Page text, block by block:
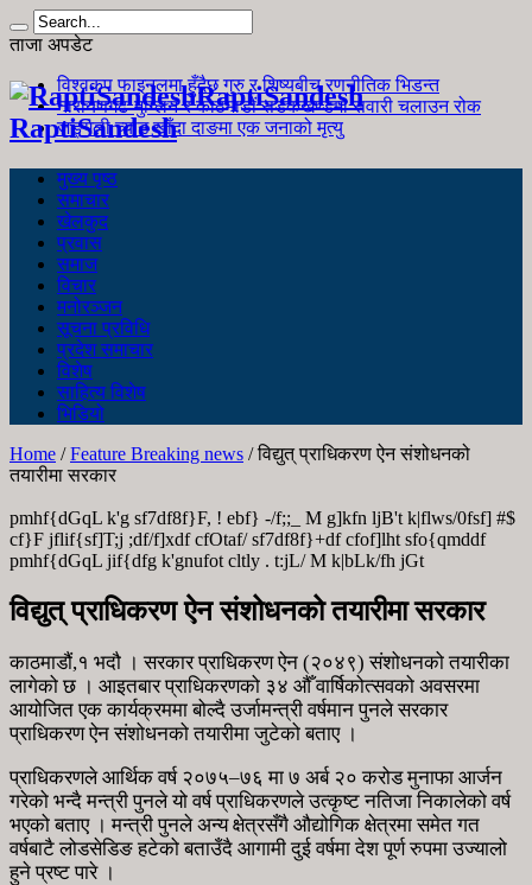
ताजा अपडेट
विश्वकप फाइनलमा हुँदैछ गुरु र शिष्यबीच रणनीतिक भिडन्त
नारायणगढ-मुग्लिन र काठमाडौं सडकखण्डमा सवारी चलाउन रोक
जङ्गली च्याउ खाँदा दाङमा एक जनाको मृत्यु
RaptiSandesh
RaptiSandesh
मुख्य पृष्ठ
समाचार
खेलकुद
प्रवास
समाज
विचार
मनोरञ्जन
सूचना प्रविधि
प्रदेश समाचार
विशेष
साहित्य विशेष
भिडियो
Home /Feature Breaking news /विद्युत् प्राधिकरण ऐन संशोधनको
तयारीमा सरकार
pmhf{dGqL k'g sf7df8f}F, ! ebf} -/f;;_ M g]kfn ljB't k|flws/0fsf] #$
cf}F jflif{sf]T;j ;df/f]xdf cfOtaf/ sf7df8f}+df cfof]lht sfo{qmddf
pmhf{dGqL jif{dfg k'gnufot cltly . t:jL/ M k|bLk/fh jGt
विद्युत् प्राधिकरण ऐन संशोधनको तयारीमा सरकार
काठमाडौं,१ भदौ । सरकार प्राधिकरण ऐन (२०४९) संशोधनको तयारीका
लागेको छ । आइतबार प्राधिकरणको ३४ औँ वार्षिकोत्सवको अवसरमा
आयोजित एक कार्यक्रममा बोल्दै उर्जामन्त्री वर्षमान पुनले सरकार
प्राधिकरण ऐन संशोधनको तयारीमा जुटेको बताए ।
प्राधिकरणले आर्थिक वर्ष २०७५–७६ मा ७ अर्ब २० करोड मुनाफा आर्जन
गरेको भन्दै मन्त्री पुनले यो वर्ष प्राधिकरणले उत्कृष्ट नतिजा निकालेको वर्ष
भएको बताए । मन्त्री पुनले अन्य क्षेत्रसँगै औद्योगिक क्षेत्रमा समेत गत
वर्षबाटै लोडसेडिङ हटेको बताउँदै आगामी दुई वर्षमा देश पूर्ण रुपमा उज्यालो
हुने प्रष्ट पारे ।